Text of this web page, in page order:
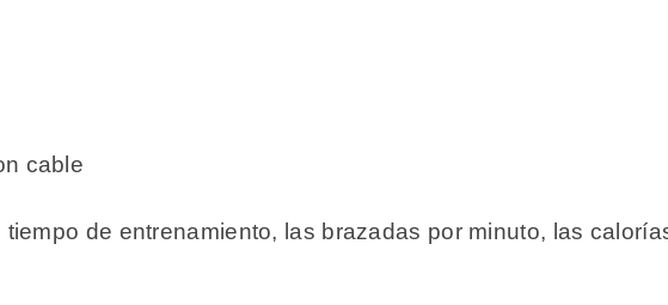
cable
de entrenamiento, las brazadas por minuto, las